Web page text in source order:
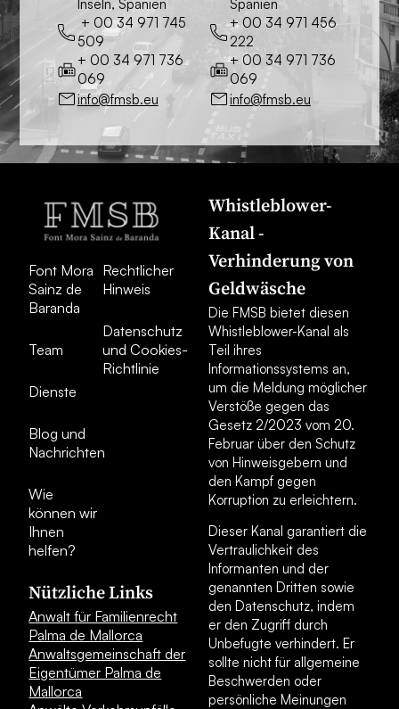
Inseln, Spanien
+ 00 34 971 745
509
+ 00 34 971 736
069
info@fmsb.eu
Spanien
+ 00 34 971 456
222
+ 00 34 971 736
069
info@fmsb.eu
Font Mora
Sainz de
Baranda
Team
Dienste
Blog und
Nachrichten
Wie
können wir
Ihnen
helfen?
Rechtlicher
Hinweis
Datenschutz
und Cookies-
Richtlinie
Nützliche Links
Anwalt für Familienrecht
Palma de Mallorca
Anwaltsgemeinschaft der
Eigentümer Palma de
Mallorca
Whistleblower-
Kanal -
Verhinderung von
Geldwäsche
Die FMSB bietet diesen
Whistleblower-Kanal als
Teil ihres
Informationssystems an,
um die Meldung möglicher
Verstöße gegen das
Gesetz 2/2023 vom 20.
Februar über den Schutz
von Hinweisgebern und
den Kampf gegen
Korruption zu erleichtern.
Dieser Kanal garantiert die
Vertraulichkeit des
Informanten und der
genannten Dritten sowie
den Datenschutz, indem
er den Zugriff durch
Unbefugte verhindert. Er
sollte nicht für allgemeine
Beschwerden oder
persönliche Meinungen